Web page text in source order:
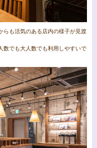
らも活気のある店内の様子が見渡
数でも大人数でも利用しやすいで